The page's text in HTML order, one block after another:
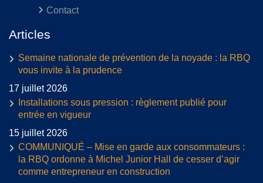
Contact
Articles
Semaine nationale de prévention de la noyade : la RBQ
vous invite à la prudence
17 juillet 2026
Installations sous pression : règlement publié pour
entrée en vigueur
15 juillet 2026
COMMUNIQUÉ – Mise en garde aux consommateurs :
la RBQ ordonne à Michel Junior Hall de cesser d’agir
comme entrepreneur en construction